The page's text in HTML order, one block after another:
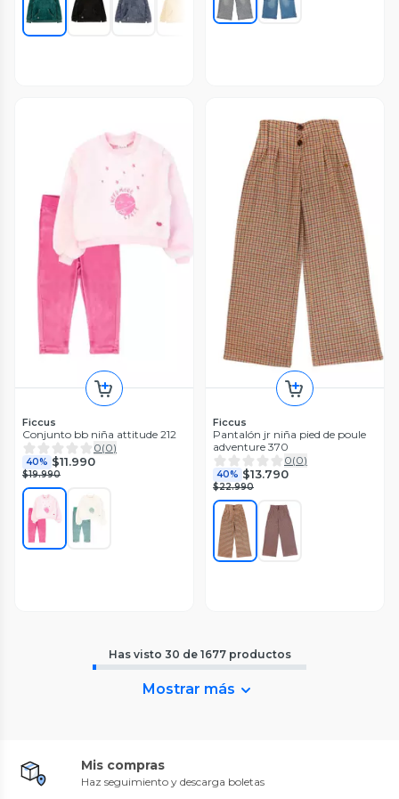
Ficcus
Conjunto bb niña attitude 212
0(0)
40% $11.990
$19.990
Ficcus
Pantalón jr niña pied de poule
adventure 370
0(0)
40% $13.790
$22.990
Has visto 30 de 1677 productos
Mostrar más
Mis compras
Haz seguimiento y descarga boletas